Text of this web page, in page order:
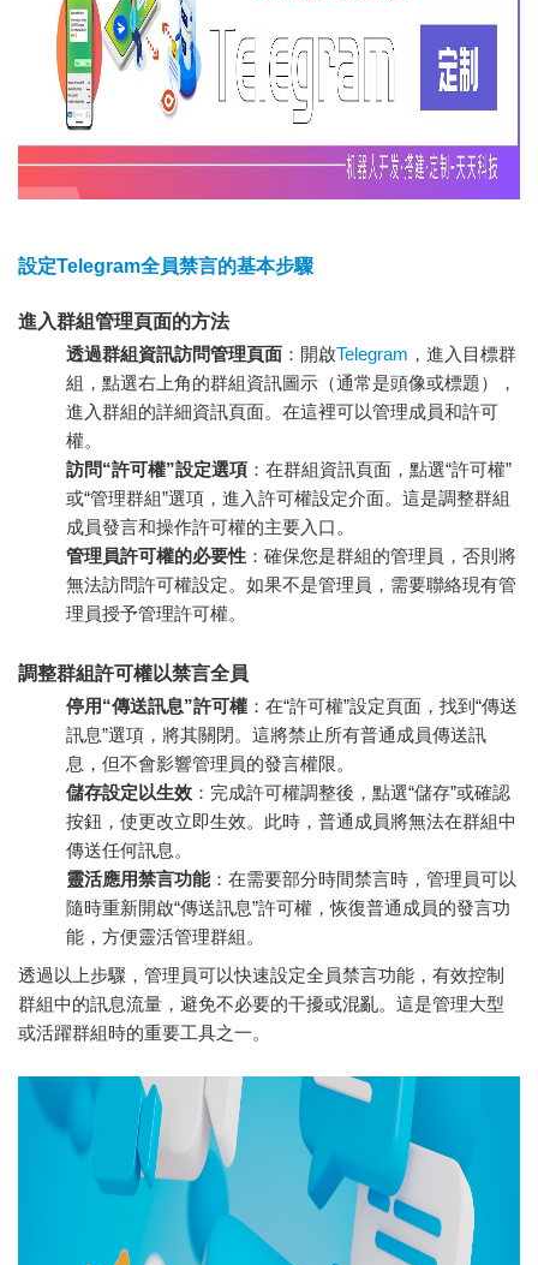
設定Telegram全員禁言的基本步驟
進入群組管理頁面的方法
透過群組資訊訪問管理頁面 ：開啟Telegram ，進入目標群
組，點選右上角的群組資訊圖示（通常是頭像或標題），
進入群組的詳細資訊頁面。在這裡可以管理成員和許可
權。
訪問“許可權”設定選項 ：在群組資訊頁面，點選“許可權”
或“管理群組”選項，進入許可權設定介面。這是調整群組
成員發言和操作許可權的主要入口。
管理員許可權的必要性 ：確保您是群組的管理員，否則將
無法訪問許可權設定。如果不是管理員，需要聯絡現有管
理員授予管理許可權。
調整群組許可權以禁言全員
停用“傳送訊息”許可權 ：在“許可權”設定頁面，找到“傳送
訊息”選項，將其關閉。這將禁止所有普通成員傳送訊
息，但不會影響管理員的發言權限。
儲存設定以生效 ：完成許可權調整後，點選“儲存”或確認
按鈕，使更改立即生效。此時，普通成員將無法在群組中
傳送任何訊息。
靈活應用禁言功能：在需要部分時間禁言時，管理員可以
隨時重新開啟“傳送訊息”許可權，恢復普通成員的發言功
能，方便靈活管理群組。
透過以上步驟，管理員可以快速設定全員禁言功能，有效控制
群組中的訊息流量，避免不必要的干擾或混亂。這是管理大型
或活躍群組時的重要工具之一。